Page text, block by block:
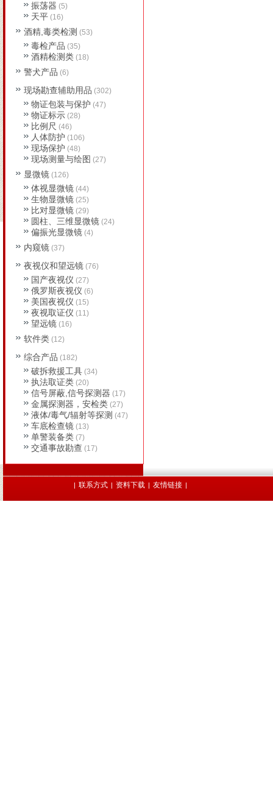
振荡器 (5)
天平 (16)
酒精,毒类检测 (53)
毒检产品 (35)
酒精检测类 (18)
警犬产品 (6)
现场勘查辅助用品 (302)
物证包装与保护 (47)
物证标示 (28)
比例尺 (46)
人体防护 (106)
现场保护 (48)
现场测量与绘图 (27)
显微镜 (126)
体视显微镜 (44)
生物显微镜 (25)
比对显微镜 (29)
圆柱、三维显微镜 (24)
偏振光显微镜 (4)
内窥镜 (37)
夜视仪和望远镜 (76)
国产夜视仪 (27)
俄罗斯夜视仪 (6)
美国夜视仪 (15)
夜视取证仪 (11)
望远镜 (16)
软件类 (12)
综合产品 (182)
破拆救援工具 (34)
执法取证类 (20)
信号屏蔽,信号探测器 (17)
金属探测器，安检类 (27)
液体/毒气/辐射等探测 (47)
车底检查镜 (13)
单警装备类 (7)
交通事故勘查 (17)
| 联系方式 | 资料下载 | 友情链接 |